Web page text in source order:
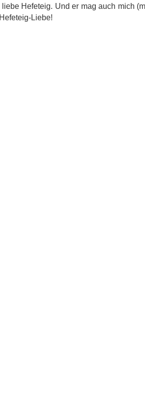
Hefeteig. Und er mag auch mich
Liebe!